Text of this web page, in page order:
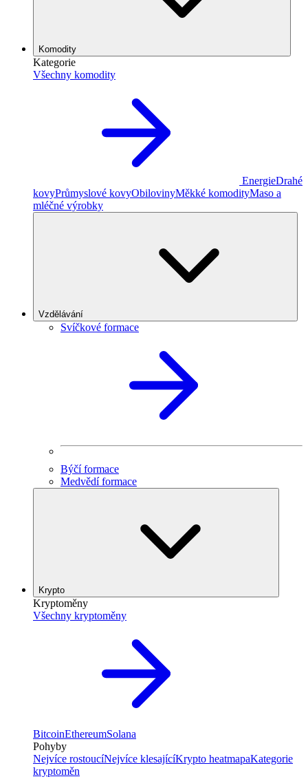
Komodity
Kategorie
Všechny komodity
EnergieDrahé
kovyPrůmyslové kovyObilovinyMěkké komodityMaso a
mléčné výrobky
Vzdělávání
Svíčkové formace
Býčí formace
Medvědí formace
Krypto
Kryptoměny
Všechny kryptoměny
BitcoinEthereumSolana
Pohyby
Nejvíce rostoucíNejvíce klesajícíKrypto heatmapaKategorie
kryptoměn